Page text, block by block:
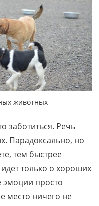
животных
заботиться. Речь
Парадоксально, но
тем быстрее
только о хороших
эмоции просто
место ничего не